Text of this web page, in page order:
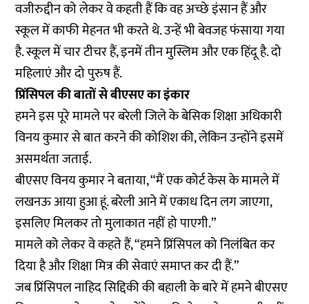
वजीरुद्दीन को लेकर वे कहती हैं कि वह अच्छे इंसान हैं और
स्कूल में काफी मेहनत भी करते थे. उन्हें भी बेवजह फंसाया गया
है. स्कूल में चार टीचर हैं, इनमें तीन मुस्लिम और एक हिंदू है. दो
महिलाएं और दो पुरुष हैं.
प्रिंसिपल की बातों से बीएसए का इंकार
हमने इस पूरे मामले पर बरेली जिले के बेसिक शिक्षा अधिकारी
विनय कुमार से बात करने की कोशिश की, लेकिन उन्होंने इसमें
असमर्थता जताई.
बीएसए विनय कुमार ने बताया, “मैं एक कोर्ट केस के मामले में
लखनऊ आया हुआ हूं. बरेली आने में एकाध दिन लग जाएगा,
इसलिए मिलकर तो मुलाकात नहीं हो पाएगी.”
मामले को लेकर वे कहते हैं, “हमने प्रिंसिपल को निलंबित कर
दिया है और शिक्षा मित्र की सेवाएं समाप्त कर दी हैं.”
जब प्रिंसिपल नाहिद सिद्दिकी की बहाली के बारे में हमने बीएसए